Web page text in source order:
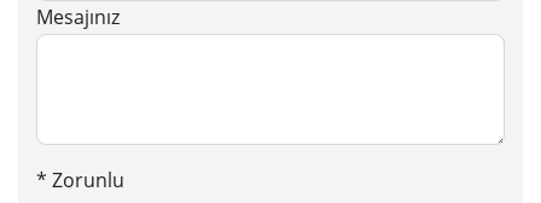
Mesajınız
* Zorunlu